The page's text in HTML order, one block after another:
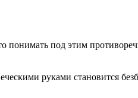
понимать под этим
руками становится